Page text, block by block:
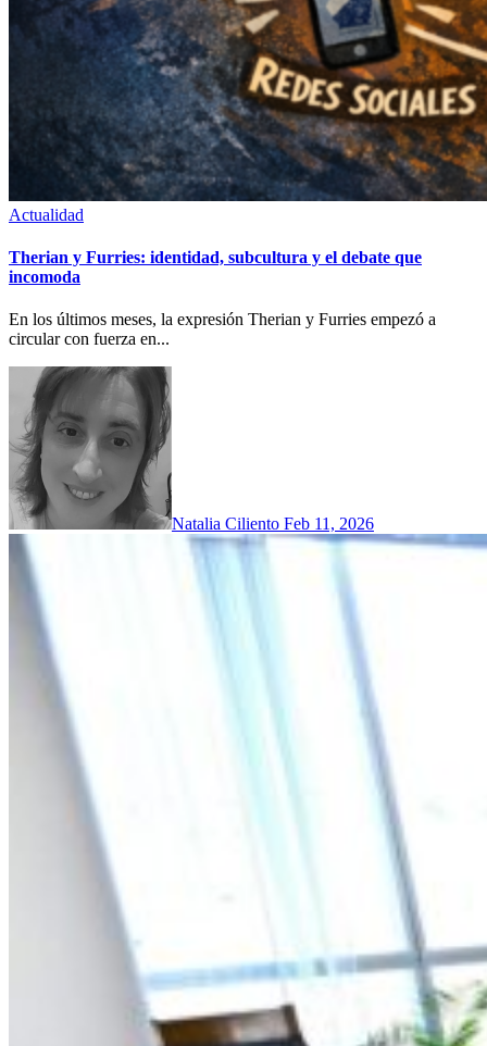
Actualidad
Therian y Furries: identidad, subcultura y el debate que
incomoda
En los últimos meses, la expresión Therian y Furries empezó a
circular con fuerza en...
Natalia Ciliento Feb 11, 2026